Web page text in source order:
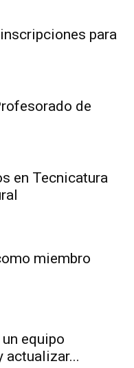
para
de
en Tecnicatura
miembro
equipo
actualizar...